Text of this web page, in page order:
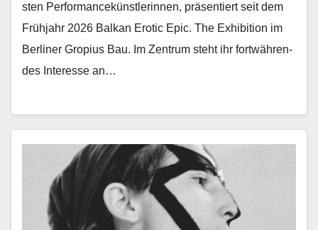
sten Per­for­mancekün­st­lerin­nen, präsen­tiert seit dem
Früh­jahr 2026 Balkan Erot­ic Epic. The Exhi­bi­tion im
Berlin­er Gropius Bau. Im Zen­trum ste­ht ihr fortwähren­
des Inter­esse an…